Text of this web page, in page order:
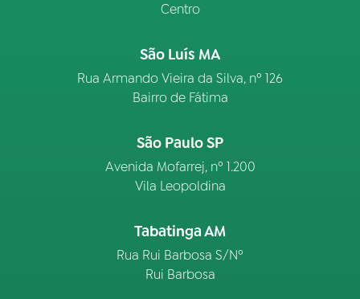
Centro
São Luís MA
Rua Armando Vieira da Silva, nº 126
Bairro de Fátima
São Paulo SP
Avenida Mofarrej, nº 1.200
Vila Leopoldina
Tabatinga AM
Rua Rui Barbosa S/Nº
Rui Barbosa